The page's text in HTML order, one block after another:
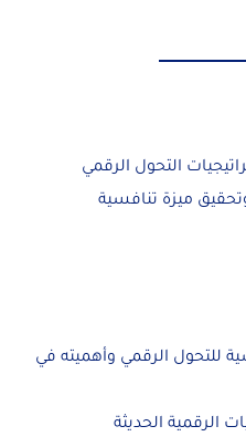
التحول الرقمي
وتحقيق ميزة تنافسية
للتحول الرقمي وأهميته في
الرقمية الحديثة